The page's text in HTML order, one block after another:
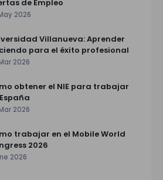
de Empleo
2026
Villanueva: Aprender
para el éxito profesional
2026
obtener el NIE para trabajar
2026
trabajar en el Mobile World
2026
2026